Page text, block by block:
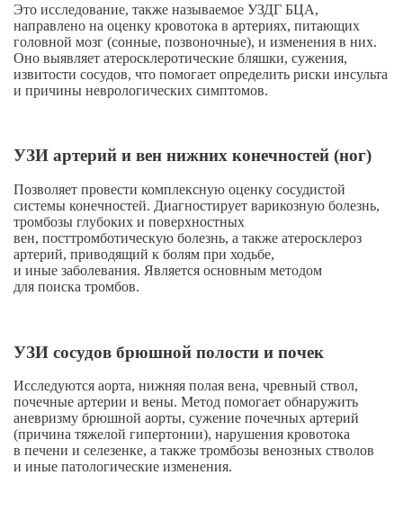
Это исследование, также называемое УЗДГ БЦА,
направлено на оценку кровотока в артериях, питающих
головной мозг (сонные, позвоночные), и изменения в них.
Оно выявляет атеросклеротические бляшки, сужения,
извитости сосудов, что помогает определить риски инсульта
и причины неврологических симптомов.
УЗИ артерий и вен нижних конечностей (ног)
Позволяет провести комплексную оценку сосудистой
системы конечностей. Диагностирует варикозную болезнь,
тромбозы глубоких и поверхностных
вен, посттромботическую болезнь, а также атеросклероз
артерий, приводящий к болям при ходьбе,
и иные заболевания. Является основным методом
для поиска тромбов.
УЗИ сосудов брюшной полости и почек
Исследуются аорта, нижняя полая вена, чревный ствол,
почечные артерии и вены. Метод помогает обнаружить
аневризму брюшной аорты, сужение почечных артерий
(причина тяжелой гипертонии), нарушения кровотока
в печени и селезенке, а также тромбозы венозных стволов
и иные патологические изменения.